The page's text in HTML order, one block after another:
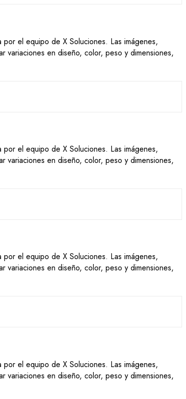
el equipo de X Soluciones. Las imágenes,
variaciones en diseño, color, peso y dimensiones,
el equipo de X Soluciones. Las imágenes,
variaciones en diseño, color, peso y dimensiones,
el equipo de X Soluciones. Las imágenes,
variaciones en diseño, color, peso y dimensiones,
el equipo de X Soluciones. Las imágenes,
variaciones en diseño, color, peso y dimensiones,